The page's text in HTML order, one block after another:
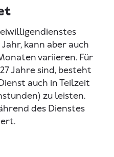
kann aber auch
variieren. Für
Jahre sind, besteht
auch in Teilzeit
zu leisten.
des Dienstes